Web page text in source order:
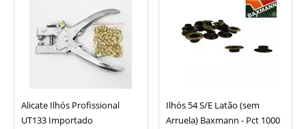
Alicate Ilhós Profissional
UT133 Importado
Ilhós 54 S/E Latão (sem
Arruela) Baxmann - Pct 1000